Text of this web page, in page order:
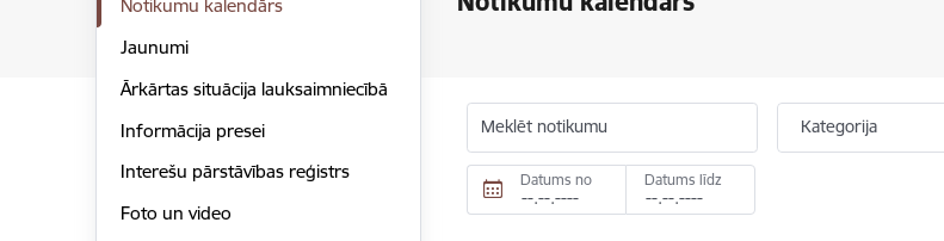
Notikumu kalendārs
Jaunumi
Ārkārtas situācija lauksaimniecībā
Informācija presei
Interešu pārstāvības reģistrs
Foto un video
Meklēt notikumu Kategorija
Datums no Datums līdz